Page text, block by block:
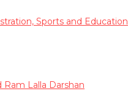
Sports and Education
Ram Lalla Darshan